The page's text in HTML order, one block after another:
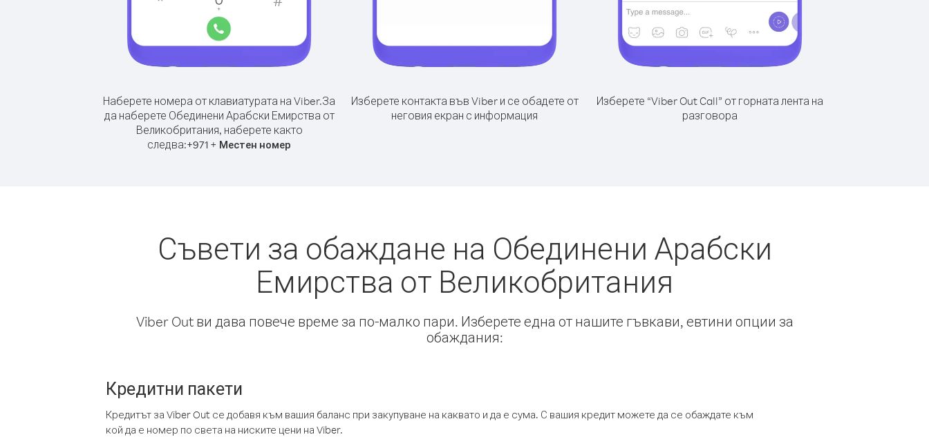
Наберете номера от клавиатурата на Viber.За
да наберете Обединени Арабски Емирства от
Великобритания, наберете както
следва:+971 + Местен номер
Изберете контакта във Viber и се обадете от
неговия екран с информация
Изберете “Viber Out Call” от горната лента на
разговора
Съвети за обаждане на Обединени Арабски
Емирства от Великобритания
Viber Out ви дава повече време за по-малко пари. Изберете една от нашите гъвкави, евтини опции за
обаждания:
Кредитни пакети
Кредитът за Viber Out се добавя към вашия баланс при закупуване на каквато и да е сума. С вашия кредит можете да се обаждате към
кой да е номер по света на ниските цени на Viber.